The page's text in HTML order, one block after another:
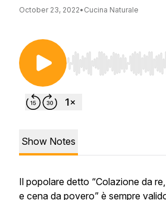
October 23, 2022• Cucina Naturale
Use Left/Right to
Show Notes
Il popolare detto “Colazione da
e cena da povero” è sempre